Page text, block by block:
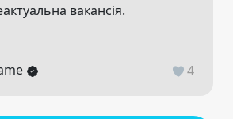
вакансія.
4